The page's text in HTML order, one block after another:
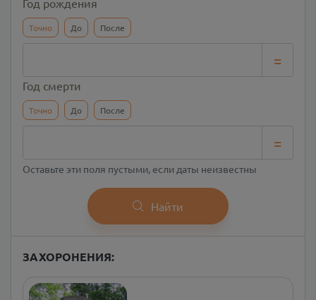
Год рождения
Точно До После
=
Год смерти
Точно До После
=
Оставьте эти поля пустыми, если даты неизвестны
Найти
ЗАХОРОНЕНИЯ: